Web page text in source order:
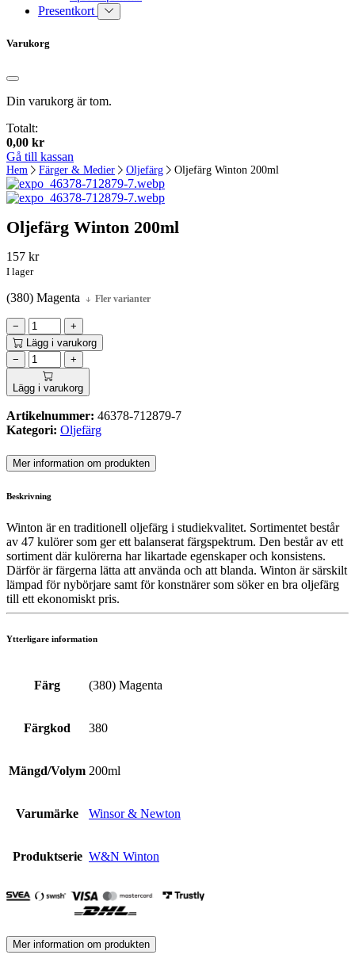
Presentkort
Varukorg
Din varukorg är tom.
Totalt:
0,00 kr
Gå till kassan
Hem Färger & Medier Oljefärg Oljefärg Winton 200ml
Oljefärg Winton 200ml
157 kr
I lager
(380) Magenta Fler varianter
−
+
Lägg i varukorg
−
+
Lägg i varukorg
Artikelnummer: 46378-712879-7
Kategori: Oljefärg
Mer information om produkten
Beskrivning
Winton är en traditionell oljefärg i studiekvalitet. Sortimentet består
av 47 kulörer som ger ett balanserat färgspektrum. Den består av ett
sortiment där kulörerna har likartade egenskaper och konsistens.
Därför är färgerna lätta att använda och att blanda. Winton är särskilt
lämpad för nybörjare samt för konstnärer som söker en bra oljefärg
till ett ekonomiskt pris.
Ytterligare information
Färg (380) Magenta
Färgkod 380
Mängd/Volym 200ml
Varumärke Winsor & Newton
Produktserie W&N Winton
Mer information om produkten